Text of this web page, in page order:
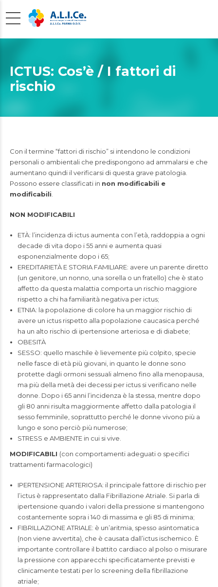
ICTUS: Cos’è / I fattori di
rischio
Con il termine “fattori di rischio” si intendono le condizioni
personali o ambientali che predispongono ad ammalarsi e che
aumentano quindi il verificarsi di questa grave patologia.
Possono essere classificati in non modificabili e
modificabili
NON MODIFICABILI
ETÀ: l’incidenza di ictus aumenta con l’età, raddoppia a ogni
decade di vita dopo i 55 anni e aumenta quasi
esponenzialmente dopo i 65;
EREDITARIETÀ E STORIA FAMILIARE: avere un parente diretto
(un genitore, un nonno, una sorella o un fratello) che è stato
affetto da questa malattia comporta un rischio maggiore
rispetto a chi ha familiarità negativa per ictus;
ETNIA: la popolazione di colore ha un maggior rischio di
avere un ictus rispetto alla popolazione caucasica perché
ha un alto rischio di ipertensione arteriosa e di diabete;
OBESITÀ
SESSO: quello maschile è lievemente più colpito, specie
nelle fasce di età più giovani, in quanto le donne sono
protette dagli ormoni sessuali almeno fino alla menopausa,
ma più della metà dei decessi per ictus si verificano nelle
donne. Dopo i 65 anni l’incidenza è la stessa, mentre dopo
gli 80 anni risulta maggiormente affetto dalla patologia il
sesso femminile, soprattutto perché le donne vivono più a
lungo e sono perciò più numerose;
STRESS e AMBIENTE in cui si vive.
MODIFICABILI (con comportamenti adeguati o specifici
trattamenti farmacologici)
IPERTENSIONE ARTERIOSA: il principale fattore di rischio per
l’ictus è rappresentato dalla Fibrillazione Atriale. Si parla di
ipertensione quando i valori della pressione si mantengono
costantemente sopra i 140 di massima e gli 85 di minima;
FIBRILLAZIONE ATRIALE: è un’aritmia, spesso asintomatica
(non viene avvertita), che è causata dall’ictus ischemico. È
importante controllare il battito cardiaco al polso o misurare
la pressione con apparecchi specificatamente previsti e
clinicamente testati per lo screening della fibrillazione
atriale;